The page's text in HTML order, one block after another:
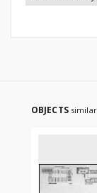
OBJECTS similar